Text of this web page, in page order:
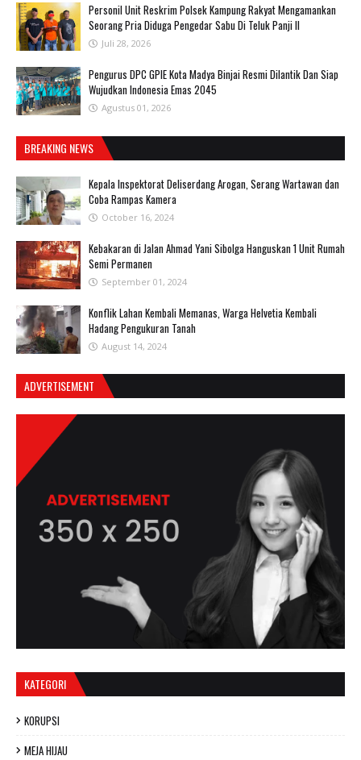
Personil Unit Reskrim Polsek Kampung Rakyat Mengamankan
Seorang Pria Diduga Pengedar Sabu Di Teluk Panji II
Juli 28, 2026
Pengurus DPC GPIE Kota Madya Binjai Resmi Dilantik Dan Siap
Wujudkan Indonesia Emas 2045
Agustus 01, 2026
BREAKING NEWS
Kepala Inspektorat Deliserdang Arogan, Serang Wartawan dan
Coba Rampas Kamera
October 16, 2024
Kebakaran di Jalan Ahmad Yani Sibolga Hanguskan 1 Unit Rumah
Semi Permanen
September 01, 2024
Konflik Lahan Kembali Memanas, Warga Helvetia Kembali
Hadang Pengukuran Tanah
August 14, 2024
ADVERTISEMENT
KATEGORI
KORUPSI
MEJA HIJAU